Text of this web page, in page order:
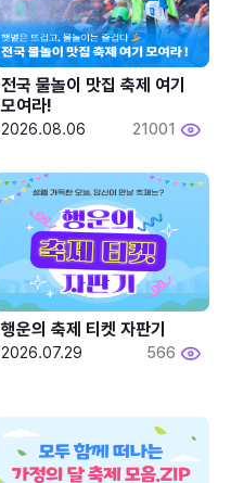
전국 물놀이 맛집 축제 여기
모여라!
2026.08.06 21001
행운의 축제 티켓 자판기
2026.07.29 566